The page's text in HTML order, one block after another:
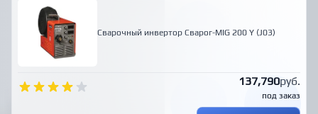
Сварочный инвертор Сварог-MIG 200 Y (J03)
137,790руб.
под заказ